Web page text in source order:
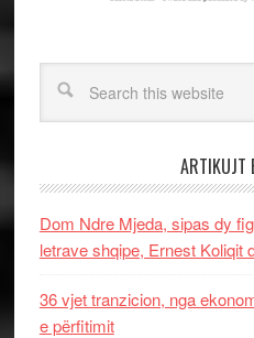
ARTIKUJT
Dom Ndre Mjeda, sipas dy
letrave shqipe, Ernest Koliqit
36 vjet tranzicion, nga
e përfitimit